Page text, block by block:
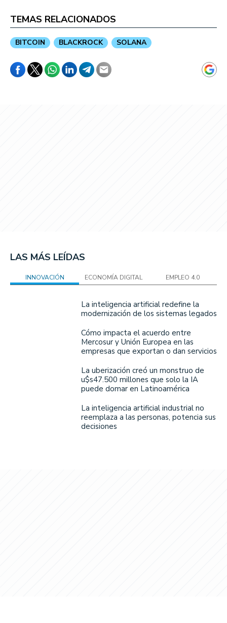
TEMAS RELACIONADOS
BITCOIN BLACKROCK SOLANA
LAS MÁS LEÍDAS
INNOVACIÓN ECONOMÍA DIGITAL EMPLEO 4.0
La inteligencia artificial redefine la
modernización de los sistemas legados
Cómo impacta el acuerdo entre
Mercosur y Unión Europea en las
empresas que exportan o dan servicios
La uberización creó un monstruo de
u$s47.500 millones que solo la IA
puede domar en Latinoamérica
La inteligencia artificial industrial no
reemplaza a las personas, potencia sus
decisiones